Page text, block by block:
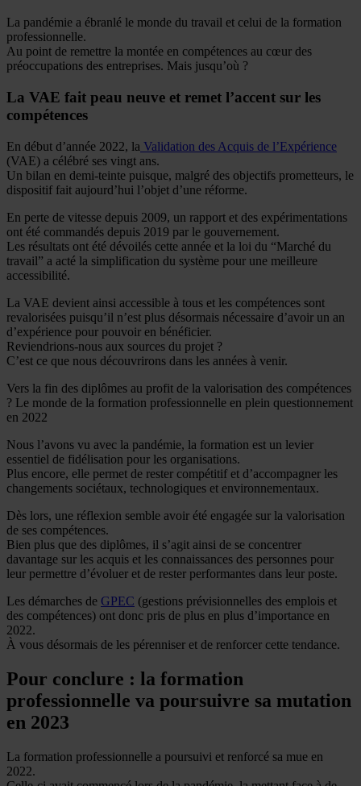
La pandémie a ébranlé le monde du travail et celui de la formation
professionnelle.
Au point de remettre la montée en compétences au cœur des
préoccupations des entreprises. Mais jusqu’où ?
La VAE fait peau neuve et remet l’accent sur les
compétences
En début d’année 2022, la Validation des Acquis de l’Expérience
(VAE) a célébré ses vingt ans.
Un bilan en demi-teinte puisque, malgré des objectifs prometteurs, le
dispositif fait aujourd’hui l’objet d’une réforme.
En perte de vitesse depuis 2009, un rapport et des expérimentations
ont été commandés depuis 2019 par le gouvernement.
Les résultats ont été dévoilés cette année et la loi du “Marché du
travail” a acté la simplification du système pour une meilleure
accessibilité.
La VAE devient ainsi accessible à tous et les compétences sont
revalorisées puisqu’il n’est plus désormais nécessaire d’avoir un an
d’expérience pour pouvoir en bénéficier.
Reviendrions-nous aux sources du projet ?
C’est ce que nous découvrirons dans les années à venir.
Vers la fin des diplômes au profit de la valorisation des compétences
? Le monde de la formation professionnelle en plein questionnement
en 2022
Nous l’avons vu avec la pandémie, la formation est un levier
essentiel de fidélisation pour les organisations.
Plus encore, elle permet de rester compétitif et d’accompagner les
changements sociétaux, technologiques et environnementaux.
Dès lors, une réflexion semble avoir été engagée sur la valorisation
de ses compétences.
Bien plus que des diplômes, il s’agit ainsi de se concentrer
davantage sur les acquis et les connaissances des personnes pour
leur permettre d’évoluer et de rester performantes dans leur poste.
Les démarches de GPEC (gestions prévisionnelles des emplois et
des compétences) ont donc pris de plus en plus d’importance en
2022.
À vous désormais de les pérenniser et de renforcer cette tendance.
Pour conclure : la formation
professionnelle va poursuivre sa mutation
en 2023
La formation professionnelle a poursuivi et renforcé sa mue en
2022.